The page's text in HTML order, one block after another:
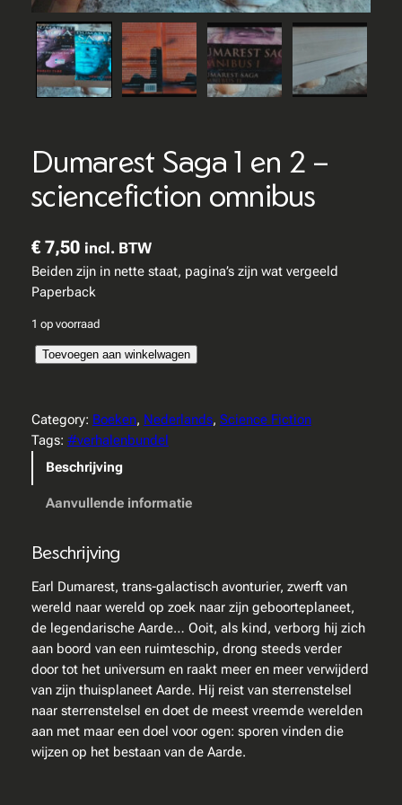
Dumarest Saga 1 en 2 –
sciencefiction omnibus
€7,50 incl. BTW
Beiden zijn in nette staat, pagina’s zijn wat vergeeld
Paperback
1 op voorraad
a
r
e
g
a
e
2
Toevoegen aan winkelwagen
Category: Boeken, Nederlands, Science Fiction
Tags: #verhalenbundel
Beschrijving
Aanvullende informatie
Beschrijving
Earl Dumarest, trans-galactisch avonturier, zwerft van
wereld naar wereld op zoek naar zijn geboorteplaneet,
de legendarische Aarde… Ooit, als kind, verborg hij zich
aan boord van een ruimteschip, drong steeds verder
door tot het universum en raakt meer en meer verwijderd
van zijn thuisplaneet Aarde. Hij reist van sterrenstelsel
naar sterrenstelsel en doet de meest vreemde werelden
aan met maar een doel voor ogen: sporen vinden die
wijzen op het bestaan van de Aarde.